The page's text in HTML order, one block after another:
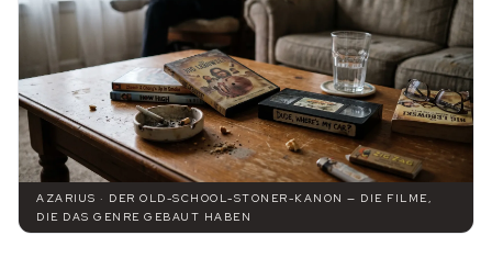
AZARIUS · DER OLD-SCHOOL-STONER-KANON — DIE FILME,
DIE DAS GENRE GEBAUT HABEN